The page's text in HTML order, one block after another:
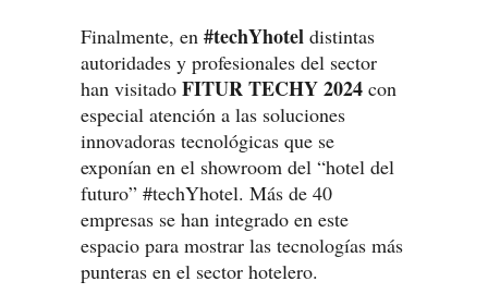
Finalmente, en #techYhotel distintas
autoridades y profesionales del sector
han visitado FITUR TECHY 2024 con
especial atención a las soluciones
innovadoras tecnológicas que se
exponían en el showroom del “hotel del
futuro” #techYhotel. Más de 40
empresas se han integrado en este
espacio para mostrar las tecnologías más
punteras en el sector hotelero.